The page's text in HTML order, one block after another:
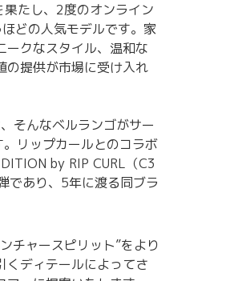
たし、2度のオンライン
どの人気モデルです。家
ークなスタイル、温和な
の提供が市場に受け入れ
そんなベルランゴがサー
リップカールとのコラボ
by RIP CURL（C3
であり、5年に渡る同ブラ
チャースピリット”をより
くディテールによってさ